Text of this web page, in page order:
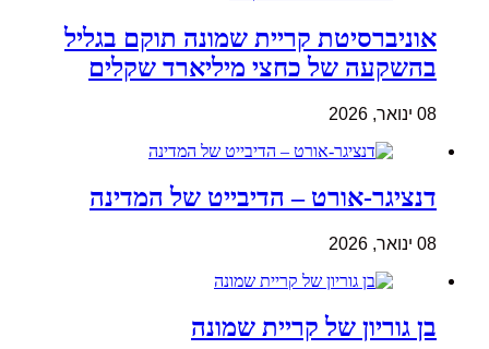
אוניברסיטת קריית שמונה תוקם בגליל
בהשקעה של כחצי מיליארד שקלים
08 ינואר, 2026
דנציגר-אורט – הדיבייט של המדינה
08 ינואר, 2026
בן גוריון של קריית שמונה